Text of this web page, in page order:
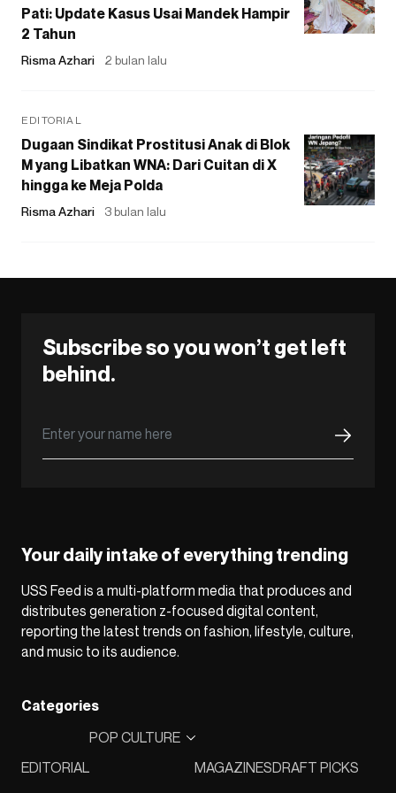
Pati: Update Kasus Usai Mandek Hampir
2 Tahun
Risma Azhari 2 bulan lalu
EDITORIAL
Dugaan Sindikat Prostitusi Anak di Blok
M yang Libatkan WNA: Dari Cuitan di X
hingga ke Meja Polda
Risma Azhari 3 bulan lalu
Subscribe so you won’t get left
behind.
Your daily intake of everything trending
USS Feed is a multi-platform media that produces and
distributes generation z-focused digital content,
reporting the latest trends on fashion, lifestyle, culture,
and music to its audience.
Categories
EDITORIAL
POP CULTURE
MAGAZINESDRAFT PICKS